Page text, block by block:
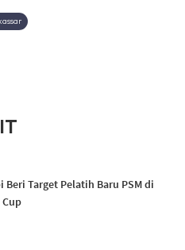
Beri Target Pelatih Baru PSM di
Cup